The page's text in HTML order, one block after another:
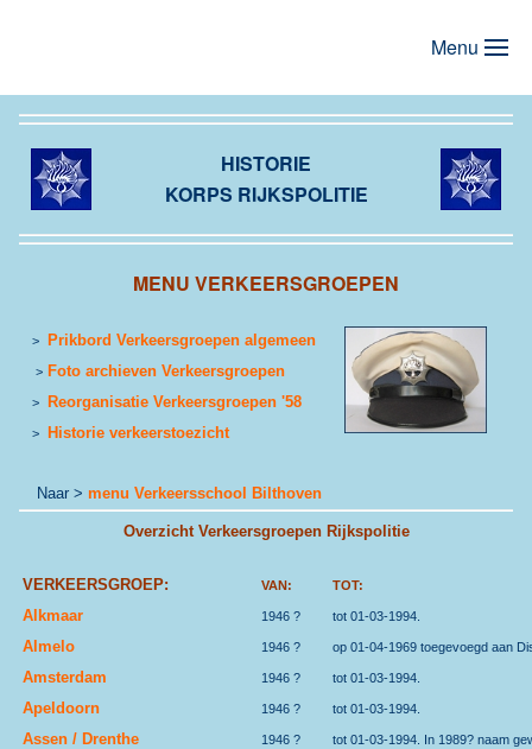
Menu
HISTORIE
KORPS RIJKSPOLITIE
MENU VERKEERSGROEPEN
> Prikbord Verkeersgroepen algemeen
> Foto archieven Verkeersgroepen
> Reorganisatie Verkeersgroepen '58
> Historie verkeerstoezicht
Naar > menu Verkeersschool Bilthoven
Overzicht Verkeersgroepen Rijkspolitie
VERKEERSGROEP: VAN: TOT:
Alkmaar 1946 ? tot 01-03-1994.
Almelo 1946 ? op 01-04-1969 toegevoegd aan
Amsterdam 1946 ? tot 01-03-1994.
Apeldoorn 1946 ? tot 01-03-1994.
Assen / Drenthe 1946 ? tot 01-03-1994. In 1989? naam